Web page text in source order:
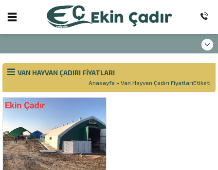
VAN HAYVAN ÇADIRI FIYATLARI
Anasayfa » Van Hayvan Çadırı FiyatlarıEtiketi